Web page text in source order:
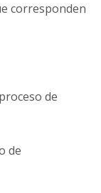
corresponden
de
de